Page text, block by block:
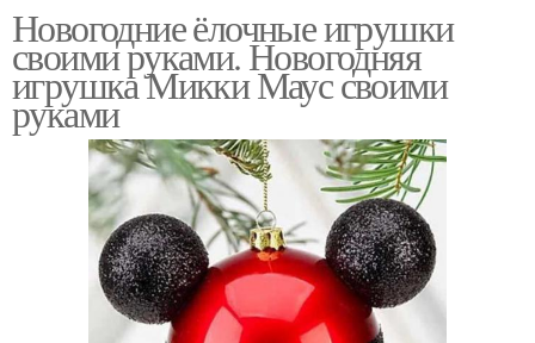
Новогодние ёлочные игрушки
своими руками. Новогодняя
игрушка Микки Маус своими
руками